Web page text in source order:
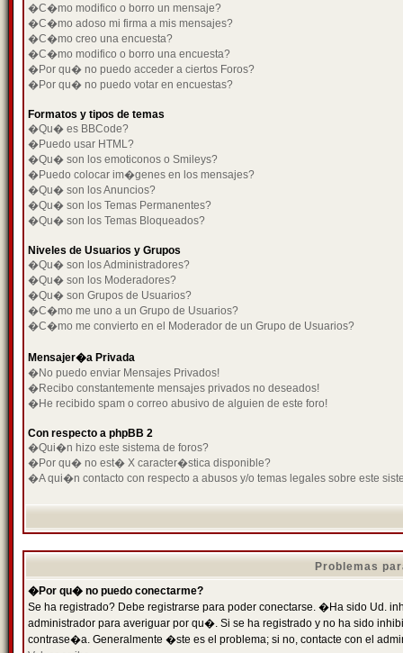
�C�mo modifico o borro un mensaje?
�C�mo adoso mi firma a mis mensajes?
�C�mo creo una encuesta?
�C�mo modifico o borro una encuesta?
�Por qu� no puedo acceder a ciertos Foros?
�Por qu� no puedo votar en encuestas?
Formatos y tipos de temas
�Qu� es BBCode?
�Puedo usar HTML?
�Qu� son los emoticonos o Smileys?
�Puedo colocar im�genes en los mensajes?
�Qu� son los Anuncios?
�Qu� son los Temas Permanentes?
�Qu� son los Temas Bloqueados?
Niveles de Usuarios y Grupos
�Qu� son los Administradores?
�Qu� son los Moderadores?
�Qu� son Grupos de Usuarios?
�C�mo me uno a un Grupo de Usuarios?
�C�mo me convierto en el Moderador de un Grupo de Usuarios?
Mensajer�a Privada
�No puedo enviar Mensajes Privados!
�Recibo constantemente mensajes privados no deseados!
�He recibido spam o correo abusivo de alguien de este foro!
Con respecto a phpBB 2
�Qui�n hizo este sistema de foros?
�Por qu� no est� X caracter�stica disponible?
�A qui�n contacto con respecto a abusos y/o temas legales sobre este
Problemas
�Por qu� no puedo conectarme?
Se ha registrado? Debe registrarse para poder conectarse. �Ha sido Ud.
administrador para averiguar por qu�. Si se ha registrado y no ha sido
contrase�a. Generalmente �ste es el problema; si no, contacte con el